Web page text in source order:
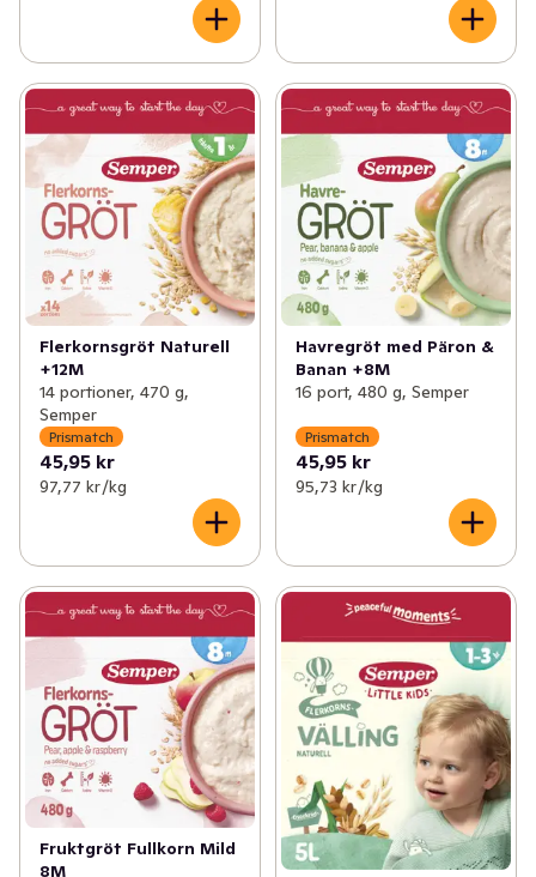
Tänk på att en mångsidig och balanserad kost är en
viktig grund för sunda vanor.
Vi tillsätter också fett i vår gröt. Men bara rätt sorts fett.
Semper gröt innehåller fett från grädde, raps- och
solrosolja. Det ger den en bra fettsammansättning med
högt innehåll av omättat fett och en låg halt mättat fett.
Det är vi stolta över.
Flerkornsgröt Naturell
+12M
14 portioner, 470 g,
Semper
Prismatch
45,95 kr
97,77 kr /kg
Havregröt med Päron &
Banan +8M
16 port, 480 g, Semper
Prismatch
45,95 kr
95,73 kr /kg
Fruktgröt Fullkorn Mild
8M